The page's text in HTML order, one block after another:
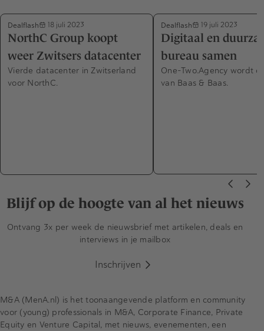
Dealflash 18 juli 2023
NorthC Group koopt
weer Zwitsers datacenter
Vierde datacenter in Zwitserland
voor NorthC.
Dealflash 19 juli 2023
Digitaal en
bureau samen
One-Two.Agency wordt
van Baas & Baas.
Blijf op de hoogte van al het nieuws
Ontvang 3x per week de nieuwsbrief met artikelen, deals en
interviews in je mailbox
Inschrijven
M&A (MenA.nl) is het toonaangevende platform en community
voor (young) professionals in M&A, Corporate Finance, Private
Equity en Venture Capital, met nieuws, evenementen, een